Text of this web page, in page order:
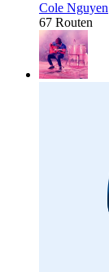
Cole Nguyen
67 Routen